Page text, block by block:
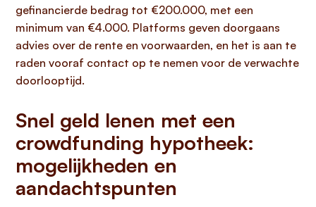
gefinancierde bedrag tot €200.000, met een
minimum van €4.000. Platforms geven doorgaans
advies over de rente en voorwaarden, en het is aan te
raden vooraf contact op te nemen voor de verwachte
doorlooptijd.
Snel geld lenen met een
crowdfunding hypotheek:
mogelijkheden en
aandachtspunten